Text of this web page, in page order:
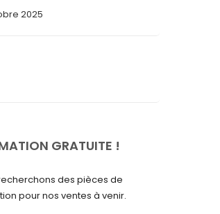
2025
2025
2025
GRATUITE !
des pièces de
pour nos ventes à venir.